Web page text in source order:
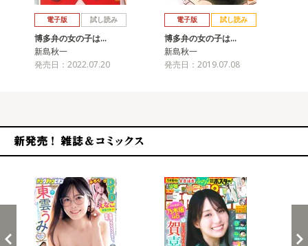
電子版 試し読み
博多弁の女の子は…
新島秋一
発売日：2022.07.20
電子版 試し読み
博多弁の女の子は…
新島秋一
発売日：2019.07.08